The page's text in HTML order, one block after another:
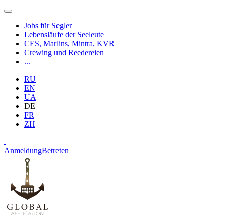
Jobs für Segler
Lebensläufe der Seeleute
CES, Marlins, Mintra, KVR
Crewing und Reedereien
...
RU
EN
UA
DE
FR
ZH
AnmeldungBetreten